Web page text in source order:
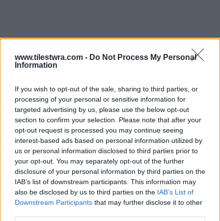
www.tilestwra.com - Do Not Process My Personal
Information
If you wish to opt-out of the sale, sharing to third parties, or
processing of your personal or sensitive information for
targeted advertising by us, please use the below opt-out
section to confirm your selection. Please note that after your
opt-out request is processed you may continue seeing
interest-based ads based on personal information utilized by
us or personal information disclosed to third parties prior to
your opt-out. You may separately opt-out of the further
disclosure of your personal information by third parties on the
IAB’s list of downstream participants. This information may
also be disclosed by us to third parties on the IAB’s List of
Downstream Participants that may further disclose it to other